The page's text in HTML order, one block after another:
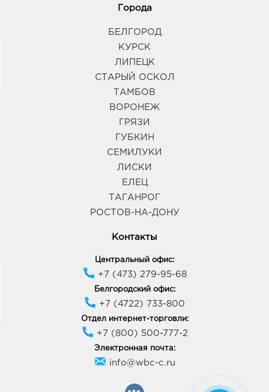
Города
БЕЛГОРОД
КУРСК
ЛИПЕЦК
СТАРЫЙ ОСКОЛ
ТАМБОВ
ВОРОНЕЖ
ГРЯЗИ
ГУБКИН
СЕМИЛУКИ
ЛИСКИ
ЕЛЕЦ
ТАГАНРОГ
РОСТОВ-НА-ДОНУ
Контакты
Центральный офис:
+7 (473) 279-95-68
Белгородский офис:
+7 (4722) 733-800
Отдел интернет-торговли:
+7 (800) 500-777-2
Электронная почта:
info@wbc-c.ru